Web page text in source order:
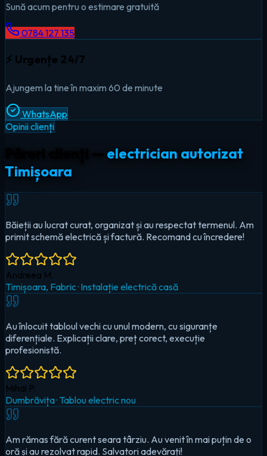
Sună acum pentru o estimare gratuită
0784 127 135
⚡ Urgențe 24/7
Ajungem la tine în maxim 60 de minute
WhatsApp
Opinii clienți
electrician autorizat
Timișoara
Au înlocuit tabloul vechi cu unul modern, cu siguranțe
diferențiale. Explicații clare, preț corect, execuție
Mihai P.
Dumbrăvița
Am rămas fără curent seara târziu. Au venit în mai puțin de o
oră și au rezolvat rapid. Salvatori adevărați!
Cristina D.
Timișoara, Circumvalațiunii·Urgență — pană totală
Au montat iluminat LED în toată casa și un sistem smart pentru
controlul de pe telefon. Foarte mulțumit!